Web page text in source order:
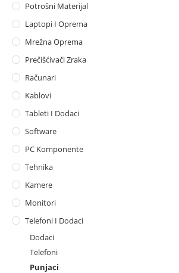
Potrošni Materijal
Laptopi I Oprema
Mrežna Oprema
Prečišćivači Zraka
Računari
Kablovi
Tableti I Dodaci
Software
PC Komponente
Tehnika
Kamere
Monitori
Telefoni I Dodaci
Dodaci
Telefoni
Punjaci